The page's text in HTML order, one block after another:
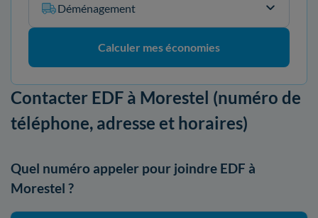
Déménagement
Calculer mes économies
Contacter EDF à Morestel (numéro de
téléphone, adresse et horaires)
Quel numéro appeler pour joindre EDF à
Morestel ?